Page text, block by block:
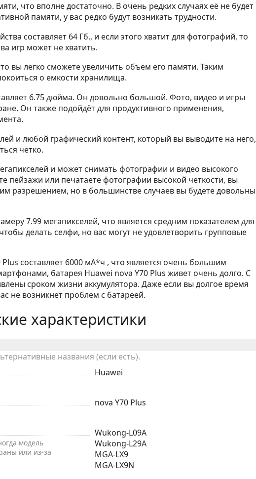
что вполне достаточно. В очень редких случаях её не будет
памяти, у вас редко будут возникать трудности.
составляет 64 Гб., и если этого хватит для фотографий, то
игр может не хватить.
вы легко сможете увеличить объём его памяти. Таким
о емкости хранилища.
6.75 дюйма. Он довольно большой. Фото, видео и игры
Он также подойдёт для продуктивного применения,
и любой графический контент, который вы выводите на него,
чётко.
и может снимать фотографии и видео высокого
пейзажи или печатаете фотографии высокой четкости, вы
разрешением, но в большинстве случаев вы будете довольны
7.99 мегапикселей, что является средним показателем для
делать селфи, но вас могут не удовлетворить групповые
составляет 6000 мА*ч , что является очень большим
батарея Huawei nova Y70 Plus живет очень долго. С
сроком жизни аккумулятора. Даже если вы долгое время
не возникнет проблем с батареей.
характеристики
названия (если есть).
Huawei
nova Y70 Plus
модель
или из-за
Wukong-L09A
Wukong-L29A
MGA-LX9
MGA-LX9N